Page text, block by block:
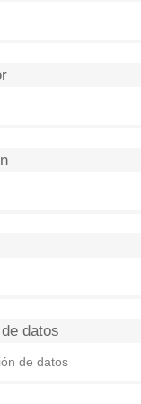
datos
de datos